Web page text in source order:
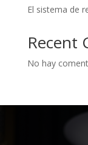
El sistema de
Recent
No hay